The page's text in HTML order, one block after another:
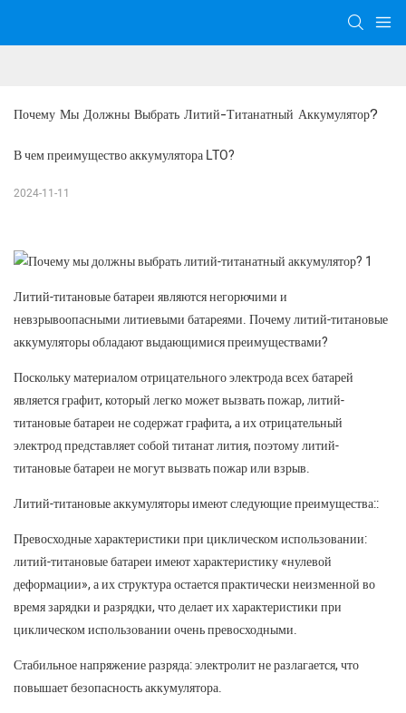
Почему Мы Должны Выбрать Литий-Титанатный Аккумулятор?
В чем преимущество аккумулятора LTO?
2024-11-11
Литий-титановые батареи являются негорючими и
невзрывоопасными литиевыми батареями. Почему литий-титановые
аккумуляторы обладают выдающимися преимуществами?
Поскольку материалом отрицательного электрода всех батарей
является графит, который легко может вызвать пожар, литий-
титановые батареи не содержат графита, а их отрицательный
электрод представляет собой титанат лития, поэтому литий-
титановые батареи не могут вызвать пожар или взрыв.
Литий-титановые аккумуляторы имеют следующие преимущества::
Превосходные характеристики при циклическом использовании:
литий-титановые батареи имеют характеристику «нулевой
деформации», а их структура остается практически неизменной во
время зарядки и разрядки, что делает их характеристики при
циклическом использовании очень превосходными.
Стабильное напряжение разряда: электролит не разлагается, что
повышает безопасность аккумулятора.